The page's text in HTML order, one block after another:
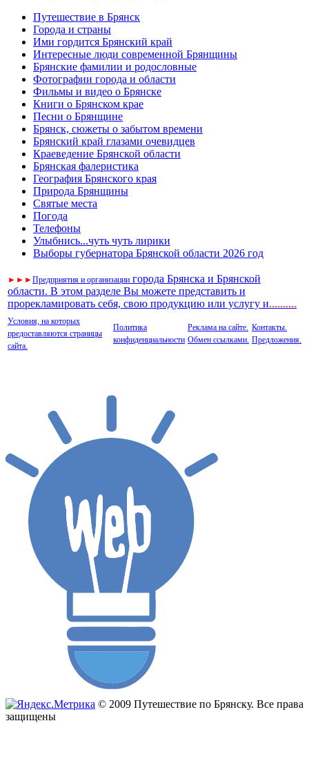
Путешествие в Брянск
Города и страны
Ими гордится Брянский край
Интересные люди современной Брянщины
Брянские фамилии и родословные
Фотографии города и области
Фильмы и видео о Брянске
Книги о Брянском крае
Песни о Брянщине
Брянск, сюжеты о забытом времени
Брянский край глазами очевидцев
Краеведение Брянской области
Брянская фалеристика
География Брянского края
Природа Брянщины
Святые места
Погода
Телефоны
Улыбнись...чуть чуть лирики
Выборы губернатора Брянской области 2026 год
► ► ►Предприятия и организации города Брянска и Брянской
области. В этом разделе Вы можете представить и
прорекламировать себя, свою продукцию или услугу и..........
Условия, на которых
предоставляются страницы
сайта.
Политика
конфиденциальности
Реклама на сайте.
Обмен ссылками.
Контакты.
Предложения.
© 2009 Путешествие по Брянску. Все права
защищены